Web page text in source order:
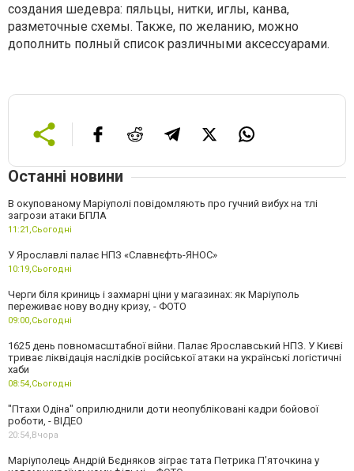
создания шедевра: пяльцы, нитки, иглы, канва,
разметочные схемы. Также, по желанию, можно
дополнить полный список различными аксессуарами.
Останні новини
В окупованому Маріуполі повідомляють про гучний вибух на тлі
загрози атаки БПЛА
11:21,Сьогодні
У Ярославлі палає НПЗ «Славнєфть-ЯНОС»
10:19,Сьогодні
Черги біля криниць і захмарні ціни у магазинах: як Маріуполь
переживає нову водну кризу, - ФОТО
09:00,Сьогодні
1625 день повномасштабної війни. Палає Ярославський НПЗ. У Києві
триває ліквідація наслідків російської атаки на українські логістичні
хаби
08:54,Сьогодні
"Птахи Одіна" оприлюднили доти неопубліковані кадри бойової
роботи, - ВІДЕО
20:54,Вчора
Маріуполець Андрій Бєдняков зіграє тата Петрика П’яточкина у